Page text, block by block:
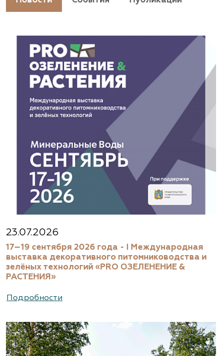
23.07.2026
17–19 сентября 2026 года - I Международная
выставка декоративного питомниководства и
зелёных технологий «PRO ОЗЕЛЕНЕНИЕ &
РАСТЕНИЯ»
Подробности